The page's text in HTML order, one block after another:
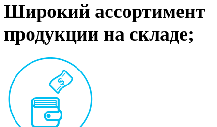
Широкий ассортимент
продукции на складе;